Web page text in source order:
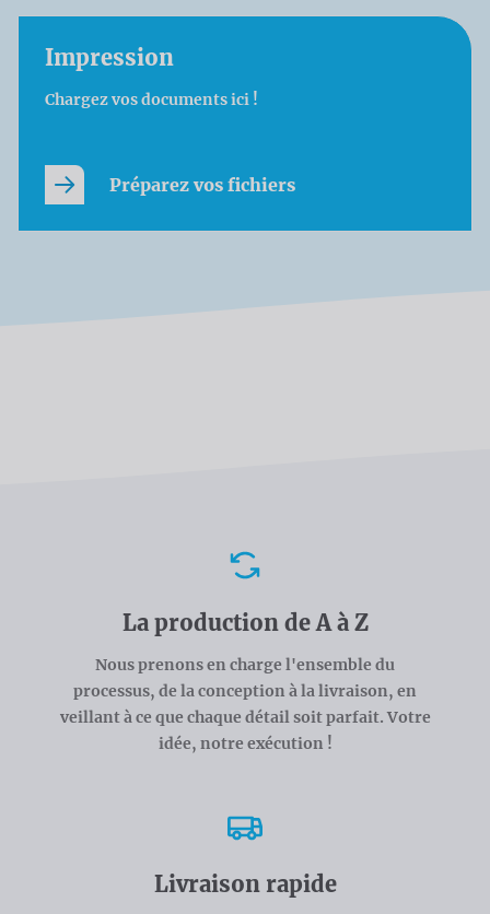
Impression
Chargez vos documents ici !
Préparez vos fichiers
La production de A à Z
Nous prenons en charge l'ensemble du
processus, de la conception à la livraison, en
veillant à ce que chaque détail soit parfait. Votre
idée, notre exécution !
Livraison rapide